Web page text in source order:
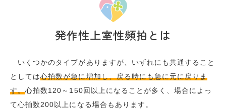
発作性上室性頻拍とは
いくつかのタイプがありますが、いずれにも共通すること
としては心拍数が急に増加し、戻る時にも急に元に戻りま
す。心拍数120～150回以上になることが多く、場合によっ
て心拍数200以上になる場合もあります。